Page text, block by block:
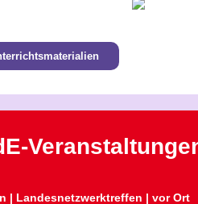
| Landesnetzwerktreffen | vor Ort